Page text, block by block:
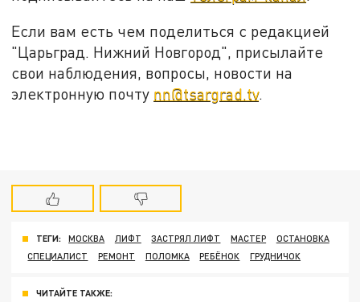
Если вам есть чем поделиться с редакцией
"Царьград. Нижний Новгород", присылайте
свои наблюдения, вопросы, новости на
электронную почту nn@tsargrad.tv.
ТЕГИ: МОСКВА ЛИФТ ЗАСТРЯЛ ЛИФТ МАСТЕР
ОСТАНОВКА
СПЕЦИАЛИСТ
РЕМОНТ ПОЛОМКА РЕБЁНОК ГРУДНИЧОК
ЧИТАЙТЕ ТАКЖЕ: